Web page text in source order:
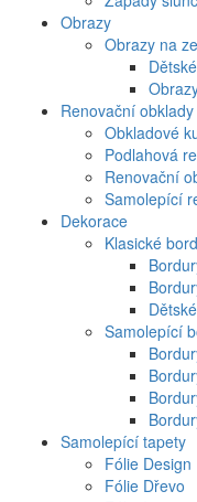
Obrazy
Obrazy na
Renovační
Obkladové
Podlahová
Renovační
Samolepící
Dekorace
Klasické
Samolepící
Samolepící tapety
Fólie Design
Fólie Dřevo